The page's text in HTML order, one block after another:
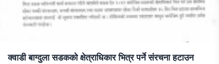
क्वाडी बाग्दुला सडकको क्षेत्राधिकार भित्र पर्ने संरचना हटाउन